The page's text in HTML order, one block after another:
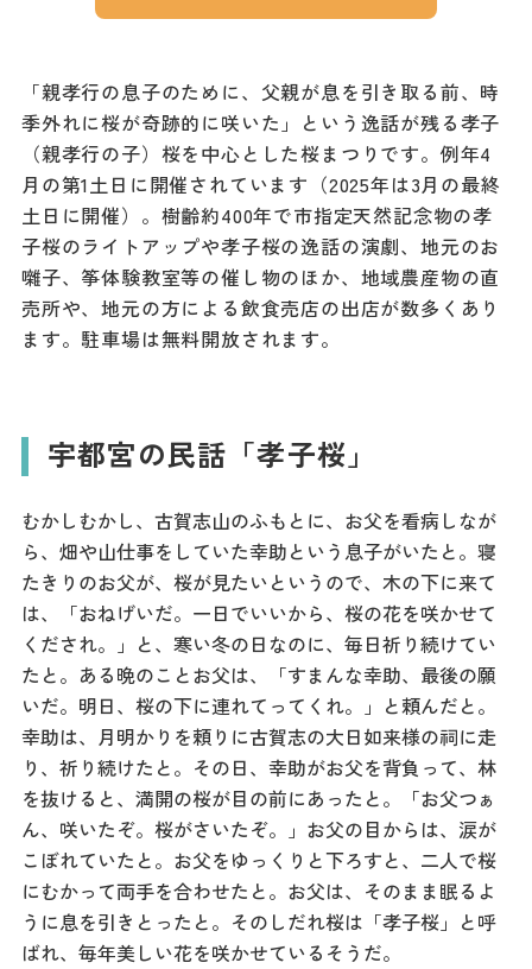
「親孝行の息子のために、父親が息を引き取る前、時
季外れに桜が奇跡的に咲いた」という逸話が残る孝子
（親孝行の子）桜を中心とした桜まつりです。例年4
月の第1土日に開催されています（2025年は3月の最終
土日に開催）。樹齢約400年で市指定天然記念物の孝
子桜のライトアップや孝子桜の逸話の演劇、地元のお
囃子、筝体験教室等の催し物のほか、地域農産物の直
売所や、地元の方による飲食売店の出店が数多くあり
ます。駐車場は無料開放されます。
宇都宮の民話「孝子桜」
むかしむかし、古賀志山のふもとに、お父を看病しなが
ら、畑や山仕事をしていた幸助という息子がいたと。寝
たきりのお父が、桜が見たいというので、木の下に来て
は、「おねげいだ。一日でいいから、桜の花を咲かせて
くだされ。」と、寒い冬の日なのに、毎日祈り続けてい
たと。ある晩のことお父は、「すまんな幸助、最後の願
いだ。明日、桜の下に連れてってくれ。」と頼んだと。
幸助は、月明かりを頼りに古賀志の大日如来様の祠に走
り、祈り続けたと。その日、幸助がお父を背負って、林
を抜けると、満開の桜が目の前にあったと。「お父つぁ
ん、咲いたぞ。桜がさいたぞ。」お父の目からは、涙が
こぼれていたと。お父をゆっくりと下ろすと、二人で桜
にむかって両手を合わせたと。お父は、そのまま眠るよ
うに息を引きとったと。そのしだれ桜は「孝子桜」と呼
ばれ、毎年美しい花を咲かせているそうだ。
Languag
e
フォトダウン
ロード
パンフレット
ダウンロード
お問い合わせ